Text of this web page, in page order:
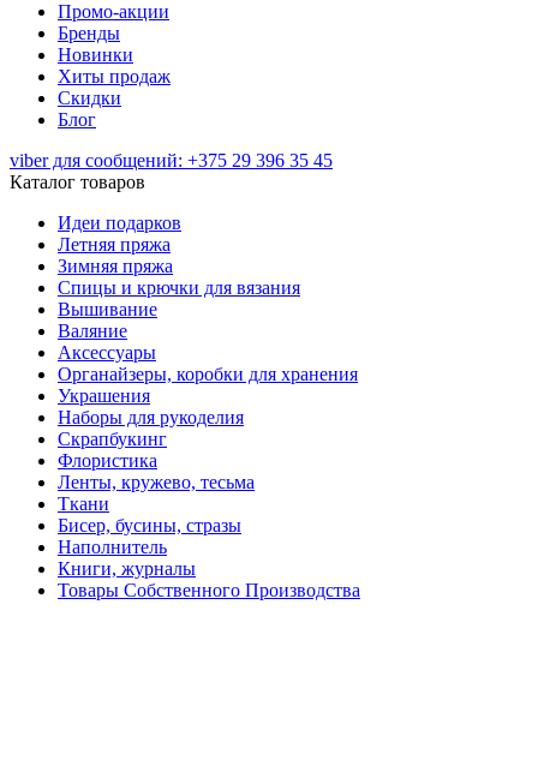
Промо-акции
Бренды
Новинки
Хиты продаж
Скидки
Блог
viber для сообщений: +375 29 396 35 45
Каталог товаров
Идеи подарков
Летняя пряжа
Зимняя пряжа
Спицы и крючки для вязания
Вышивание
Валяние
Аксессуары
Органайзеры, коробки для хранения
Украшения
Наборы для рукоделия
Скрапбукинг
Флористика
Ленты, кружево, тесьма
Ткани
Бисер, бусины, стразы
Наполнитель
Книги, журналы
Товары Собственного Производства